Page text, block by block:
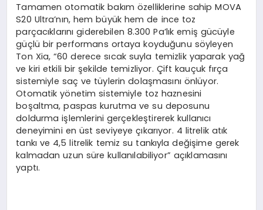
Tamamen otomatik bakım özelliklerine sahip MOVA
S20 Ultra’nın, hem büyük hem de ince toz
parçacıklarını giderebilen 8.300 Pa’lık emiş gücüyle
güçlü bir performans ortaya koyduğunu söyleyen
Ton Xia, “60 derece sıcak suyla temizlik yaparak yağ
ve kiri etkili bir şekilde temizliyor. Çift kauçuk fırça
sistemiyle saç ve tüylerin dolaşmasını önlüyor.
Otomatik yönetim sistemiyle toz haznesini
boşaltma, paspas kurutma ve su deposunu
doldurma işlemlerini gerçekleştirerek kullanıcı
deneyimini en üst seviyeye çıkarıyor. 4 litrelik atık
tankı ve 4,5 litrelik temiz su tankıyla değişime gerek
kalmadan uzun süre kullanılabiliyor” açıklamasını
yaptı.